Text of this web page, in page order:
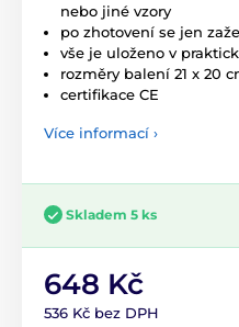
nebo jiné vzory
po zhotovení se jen
vše je uloženo v
rozměry balení 21 x 20
certifikace CE
Více informací ›
Skladem 5 ks
648 Kč
536 Kč bez DPH